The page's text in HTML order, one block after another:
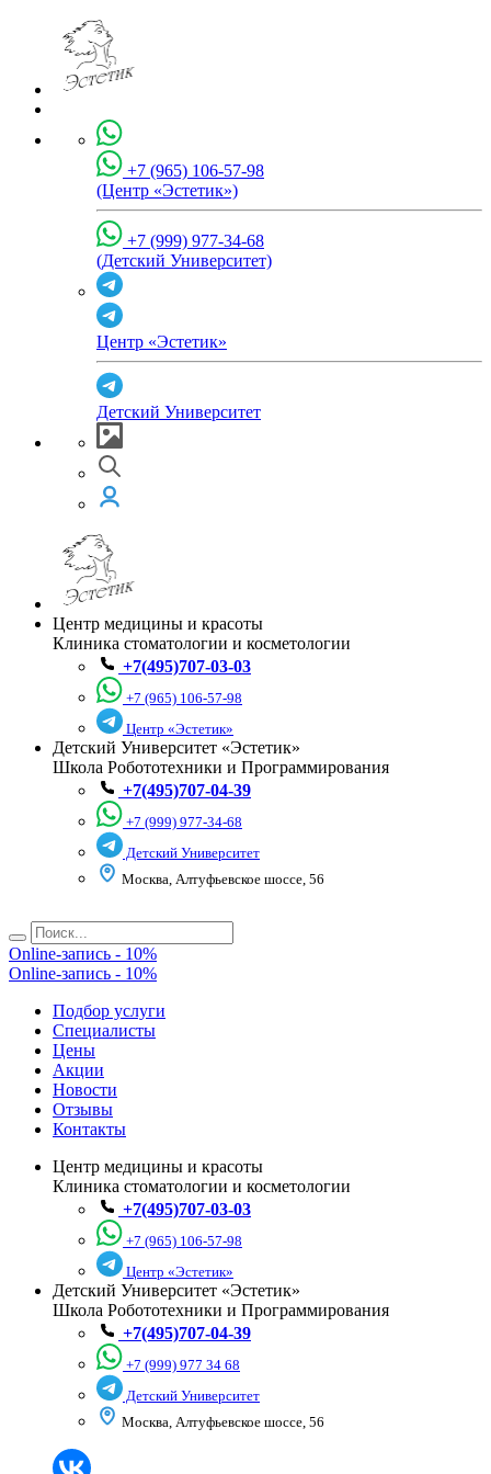
+7 (965) 106-57-98
(Центр «Эстетик»)
+7 (999) 977-34-68
(Детский Университет)
Центр «Эстетик»
Детский Университет
Центр медицины и красоты
Клиника стоматологии и косметологии
+7(495)707-03-03
+7 (965) 106-57-98
Центр «Эстетик»
Детский Университет «Эстетик»
Школа Робототехники и Программирования
+7(495)707-04-39
+7 (999) 977-34-68
Детский Университет
Москва, Алтуфьевское шоссе, 56
Online-запись - 10%
Online-запись - 10%
Подбор услуги
Специалисты
Цены
Акции
Новости
Отзывы
Контакты
Центр медицины и красоты
Клиника стоматологии и косметологии
+7(495)707-03-03
+7 (965) 106-57-98
Центр «Эстетик»
Детский Университет «Эстетик»
Школа Робототехники и Программирования
+7(495)707-04-39
+7 (999) 977 34 68
Детский Университет
Москва, Алтуфьевское шоссе, 56